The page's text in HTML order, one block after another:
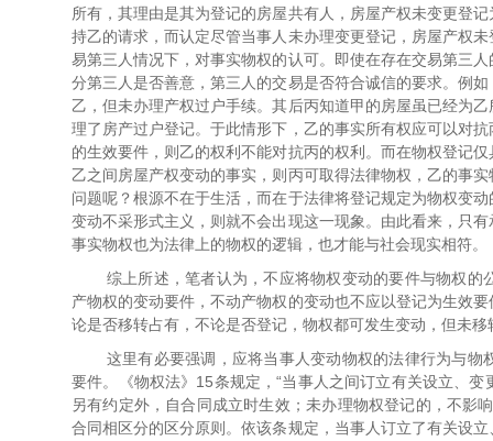
所有，其理由是其为登记的房屋共有人，房屋产权未变更登
持乙的请求，而认定尽管当事人未办理变更登记，房屋产权
易第三人情况下，对事实物权的认可。即使在存在交易第三
分第三人是否善意，第三人的交易是否符合诚信的要求。例
乙，但未办理产权过户手续。其后丙知道甲的房屋虽已经为
理了房产过户登记。于此情形下，乙的事实所有权应可以对
的生效要件，则乙的权利不能对抗丙的权利。而在物权登记
乙之间房屋产权变动的事实，则丙可取得法律物权，乙的事
问题呢？根源不在于生活，而在于法律将登记规定为物权变
变动不采形式主义，则就不会出现这一现象。由此看来，只
事实物权也为法律上的物权的逻辑，也才能与社会现实相符。
综上所述，笔者认为，不应将物权变动的要件与物权
产物权的变动要件，不动产物权的变动也不应以登记为生效
论是否移转占有，不论是否登记，物权都可发生变动，但未
这里有必要强调，应将当事人变动物权的法律行为与
要件。《物权法》15条规定，“当事人之间订立有关设立、
另有约定外，自合同成立时生效；未办理物权登记的，不影
合同相区分的区分原则。依该条规定，当事人订立了有关设